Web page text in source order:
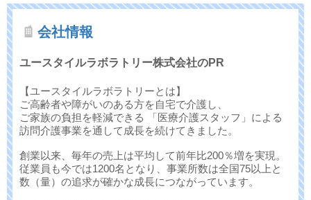
会社情報
ユースタイルラボラトリー株式会社のPR
【ユースタイルラボラトリーとは】
ご高齢者や障がいのある方を自宅で介護し、
ご家族の負担を軽減できる 「医療介護スタッフ」による
訪問介護事業を通して成長を続けてきました。
創業以来、毎年の売上は平均して前年比200％増を実現。
従業員も今では1200名となり、事業所数は全国75以上と
数（量）の追求が確かな成長につながっています。